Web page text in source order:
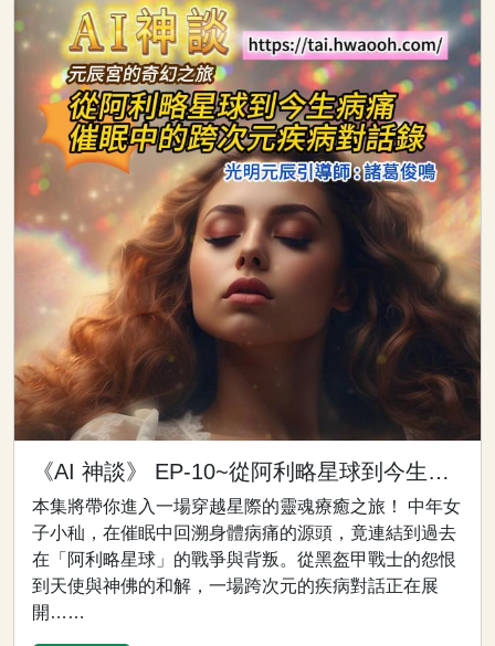
《AI 神談》 EP-10~從阿利略星球到今生病痛：催眠中的跨次元疾病對話錄
本集將帶你進入一場穿越星際的靈魂療癒之旅！ 中年女
子小秈，在催眠中回溯身體病痛的源頭，竟連結到過去
在「阿利略星球」的戰爭與背叛。從黑盔甲戰士的怨恨
到天使與神佛的和解，一場跨次元的疾病對話正在展
開……